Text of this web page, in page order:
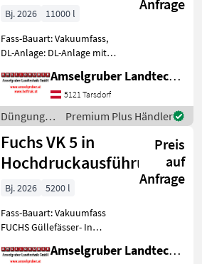
12 Meter FUCHS
Anfrage
Bj. 2026
11000 l
Fass-Bauart: Vakuumfass,
DL-Anlage: DL-Anlage mit
Schleppschlauchverteiler,
Luftrührwerk, gefedertes
Achsaggregat, hydr.
sperrbare Achse FUCHS
Güllefässe
Amselgruber Landtechnik GmbH
5121 Tarsdorf
Düngung
und
Beregnung
/ Fuchs
Premium Plus Händler
Fuchs VK 5 in
Hochdruckausführung
Preis
auf
Anfrage
Bj. 2026
5200 l
Fass-Bauart: Vakuumfass
FUCHS Güllefässer- In
Langlebigkeit unschlagbar!
Amselgruber Landtechnik GmbH